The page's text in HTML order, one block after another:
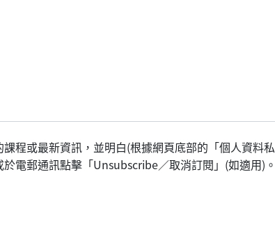
程或最新資訊，並明白(根據網頁底部的「個人資料
電郵通訊點擊「Unsubscribe／取消訂閱」(如適用)。